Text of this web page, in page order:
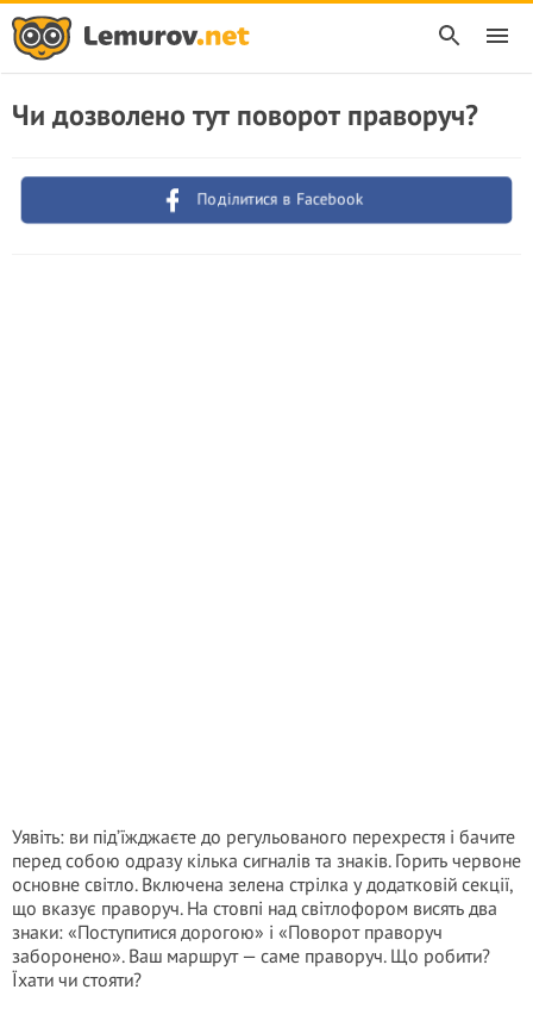
Чи дозволено тут поворот праворуч?
Поділитися в Facebook
Уявіть: ви під’їжджаєте до регульованого перехрестя і бачите
перед собою одразу кілька сигналів та знаків. Горить червоне
основне світло. Включена зелена стрілка у додатковій секції,
що вказує праворуч. На стовпі над світлофором висять два
знаки: «Поступитися дорогою» і «Поворот праворуч
заборонено». Ваш маршрут — саме праворуч. Що робити?
Їхати чи стояти?